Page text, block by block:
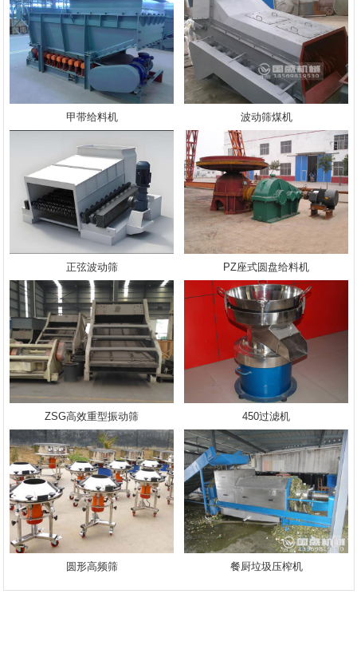
甲带给料机 波动筛煤机
正弦波动筛 PZ座式圆盘给料机
ZSG高效重型振动筛 450过滤机
圆形高频筛 餐厨垃圾压榨机